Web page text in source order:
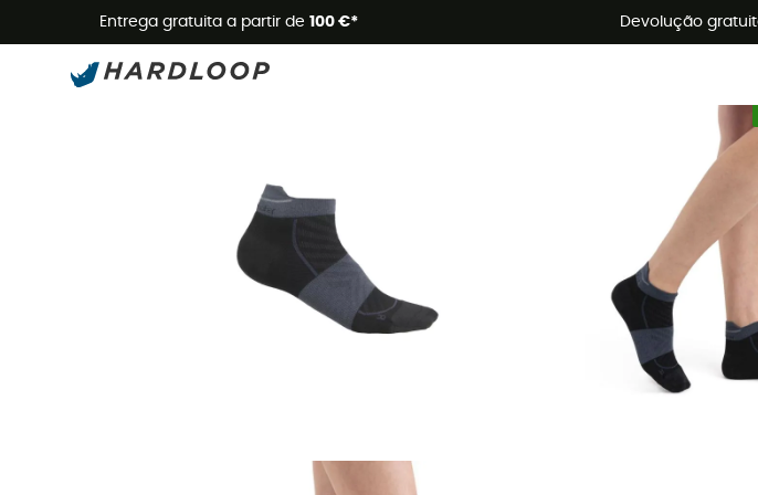
Entrega gratuita a partir de 100 €* Devolução
Promoções de verão 🔥 -5% EXTRA a